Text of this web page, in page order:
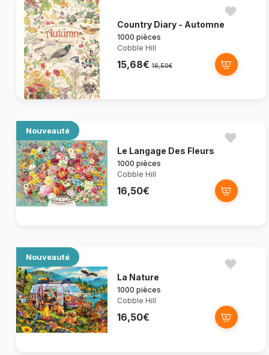
Country Diary - Automne
1000 pièces
Cobble Hill
15,68€ 16,50€
Nouveauté
Le Langage Des Fleurs
1000 pièces
Cobble Hill
16,50€
Nouveauté
La Nature
1000 pièces
Cobble Hill
16,50€